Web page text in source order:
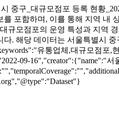
중구_대규모점포 등록 현황
포함하며, 이를 통해 지역 내
규모점포의 운영 특성과 지역
. 해당 데이터는 서울특별시
유통업체,대규모점
09-